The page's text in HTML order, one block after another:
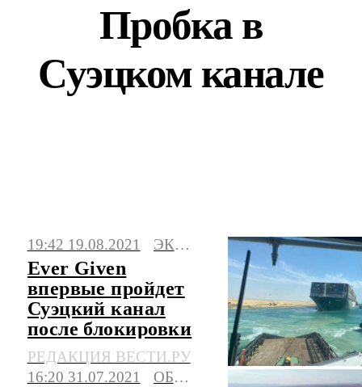
Пробка в
Суэцком канале
события, сюжеты, мнения.
19:42 19.08.2021 ЭКОНОМИКА
Ever Given
впервые пройдет
Суэцкий канал
после блокировки
РЕДАКЦИЯ ВЕСТИ.РУ
16:20 31.07.2021
ОБЩЕСТВО